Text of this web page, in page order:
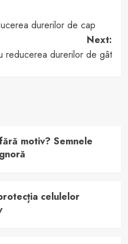
durerilor de cap
Next:
reducerea durerilor de gât
motiv? Semnele
celulelor